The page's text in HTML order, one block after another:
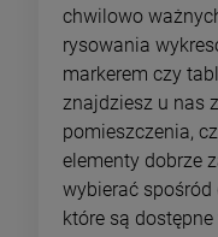
chwilowo
rysowania
markerem czy
znajdziesz u nas
pomieszczenia,
elementy dobrze
wybierać
które są